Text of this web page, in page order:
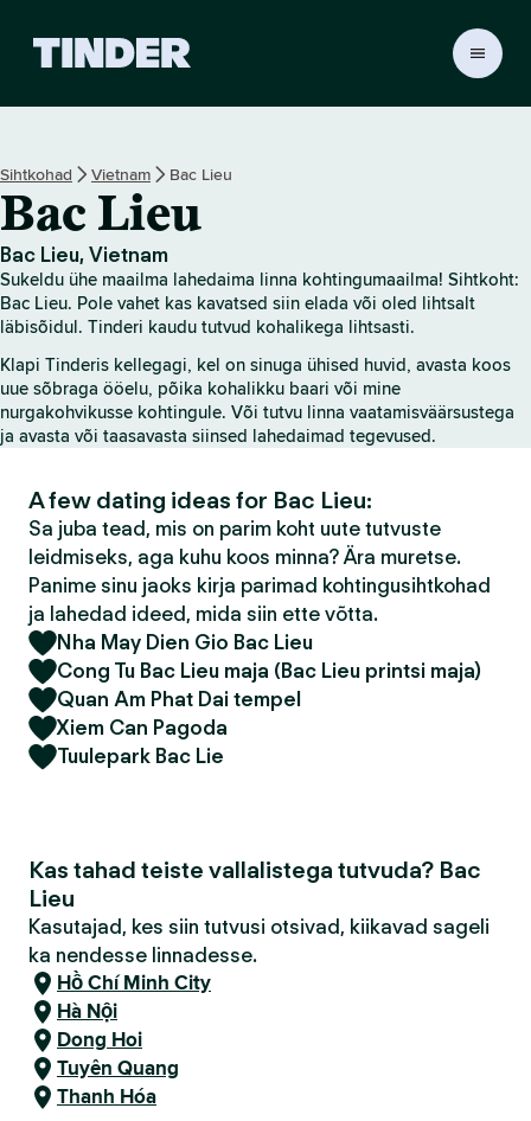
r
a
a
l
e
t
Sihtkohad Vietnam Bac Lieu
Bac Lieu
Bac Lieu, Vietnam
Sukeldu ühe maailma lahedaima linna kohtingumaailma! Sihtkoht:
Bac Lieu. Pole vahet kas kavatsed siin elada või oled lihtsalt
läbisõidul. Tinderi kaudu tutvud kohalikega lihtsasti.
Klapi Tinderis kellegagi, kel on sinuga ühised huvid, avasta koos
uue sõbraga ööelu, põika kohalikku baari või mine
nurgakohvikusse kohtingule. Või tutvu linna vaatamisväärsustega
ja avasta või taasavasta siinsed lahedaimad tegevused.
A few dating ideas for Bac Lieu:
Sa juba tead, mis on parim koht uute tutvuste
leidmiseks, aga kuhu koos minna? Ära muretse.
Panime sinu jaoks kirja parimad kohtingusihtkohad
ja lahedad ideed, mida siin ette võtta.
Nha May Dien Gio Bac Lieu
Cong Tu Bac Lieu maja (Bac Lieu printsi maja)
Quan Am Phat Dai tempel
Xiem Can Pagoda
Tuulepark Bac Lie
Kas tahad teiste vallalistega tutvuda? Bac
Lieu
Kasutajad, kes siin tutvusi otsivad, kiikavad sageli
ka nendesse linnadesse.
Hồ Chí Minh City
Hà Nội
Dong Hoi
Tuyên Quang
Thanh Hóa